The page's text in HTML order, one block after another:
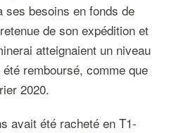
ses besoins en fonds de
de son expédition et
atteignaient un niveau
remboursé, comme que
2020.
avait été racheté en T1-